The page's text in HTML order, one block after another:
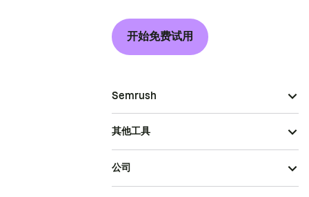
开始免费试用
Semrush
其他工具
公司